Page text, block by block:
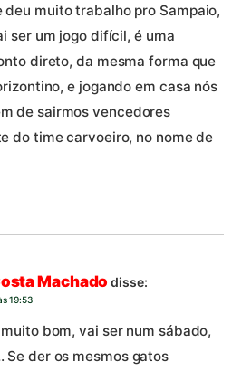
deu muito trabalho pro Sampaio,
ser um jogo difícil, é uma
direto, da mesma forma que
e jogando em casa nós
de sairmos vencedores
do time carvoeiro, no nome de
Machado disse:
19:53
muito bom, vai ser num sábado,
Se der os mesmos gatos